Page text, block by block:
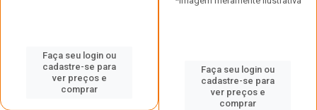
Faça seu login ou
cadastre-se para
ver preços e
comprar
Faça seu login ou
cadastre-se para
ver preços e
comprar